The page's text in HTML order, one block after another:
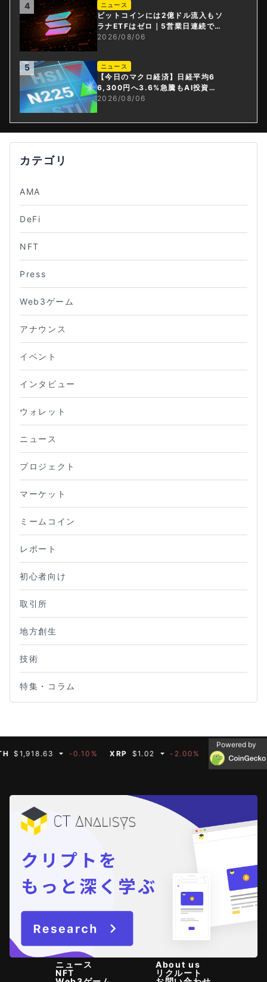
4 ニュース
ビットコインには2億ドル流入もソ
ラナETFはゼロ｜5営業日連続で停
止
2026/08/06
5 ニュース
【今日のマクロ経済】日経平均6
6,300円へ3.6%急騰もAI投資回
収懸念が再燃
2026/08/06
カテゴリ
AMA
DeFi
NFT
Press
Web3ゲーム
アナウンス
イベント
インタビュー
ウォレット
ニュース
プロジェクト
マーケット
ミームコイン
レポート
初心者向け
取引所
地方創生
技術
特集・コラム
-0.10% XRP $1.02 -2.00% BNB $592.66
Powered by
ニュース
NFT
About us
リクルート